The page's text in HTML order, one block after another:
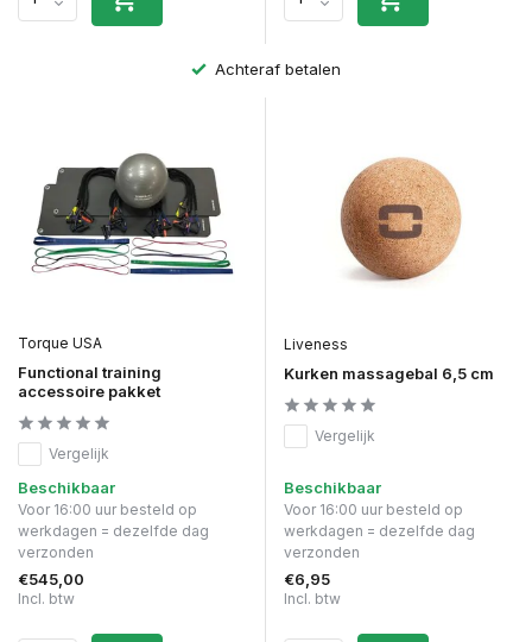
Achteraf betalen
Torque USA
Functional training
accessoire pakket
Vergelijk
Beschikbaar
Voor 16:00 uur besteld op
werkdagen = dezelfde dag
verzonden
€545,00
Incl. btw
Liveness
Kurken massagebal 6,5 cm
Vergelijk
Beschikbaar
Voor 16:00 uur besteld op
werkdagen = dezelfde dag
verzonden
€6,95
Incl. btw